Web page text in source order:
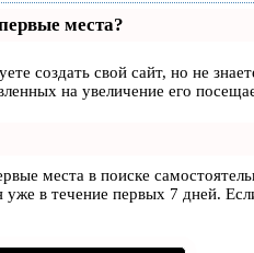
места?
создать свой сайт, но не
на увеличение его
места в поиске
уже в течение первых 7 дней.